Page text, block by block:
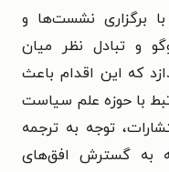
برگزاری نشست‌ها و
و تبادل نظر میان
که این اقدام باعث
با حوزه علم سیاست
توجه به ترجمه
که به گسترش افق‌های